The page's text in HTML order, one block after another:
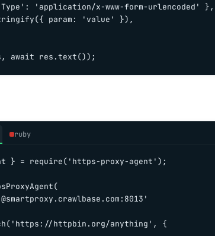
'application/x-www-form-urlencoded' },
param: 'value' }),
await res.text());
ruby
} = require('https-proxy-agent');
httpbin.org/anything', {